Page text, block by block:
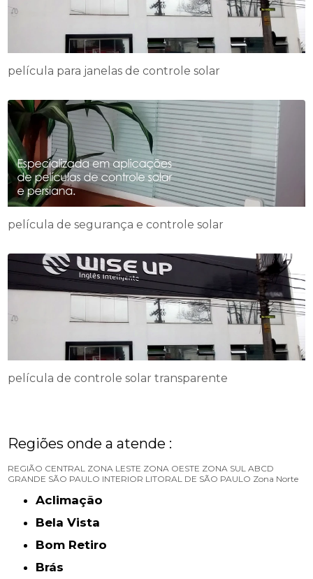
película para janelas de controle solar
película de segurança e controle solar
película de controle solar transparente
Regiões onde a atende :
REGIÃO CENTRAL ZONA LESTE ZONA OESTE ZONA SUL ABCD
GRANDE SÃO PAULO INTERIOR LITORAL DE SÃO PAULO Zona Norte
Aclimação
Bela Vista
Bom Retiro
Brás